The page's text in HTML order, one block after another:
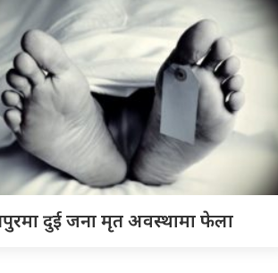
दुई जना मृत अवस्थामा फेला